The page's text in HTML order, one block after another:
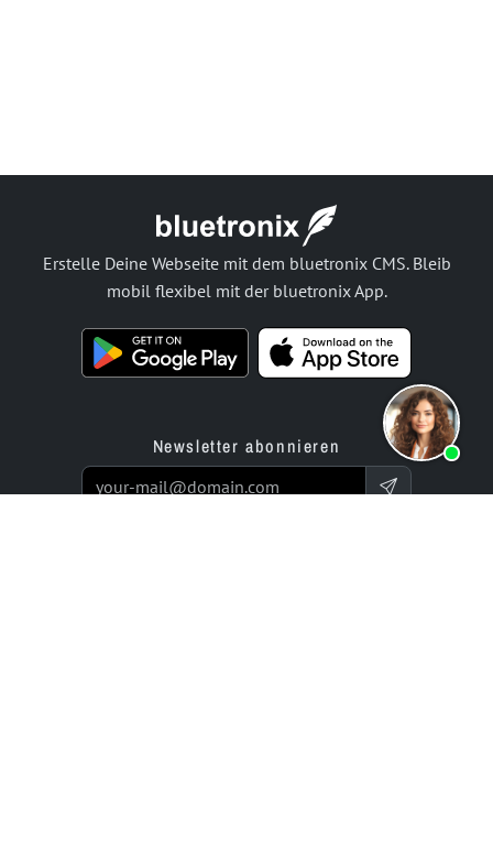
Erstelle Deine Webseite mit dem bluetronix CMS. Bleib
mobil flexibel mit der bluetronix App.
Newsletter abonnieren